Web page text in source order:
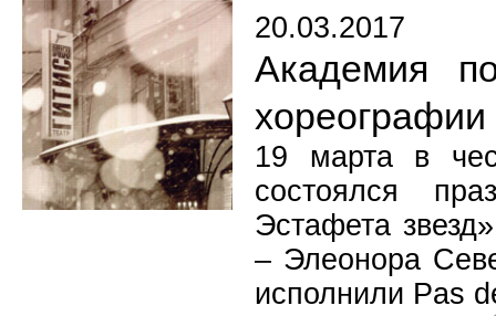
20.03.2017
Академия
19 марта в
состоялся
Эстафета
– Элеонора
исполнили Pas